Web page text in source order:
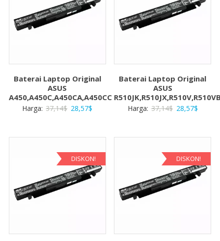
Baterai Laptop Original
ASUS
A450,A450C,A450CA,A450CC
Harga: 37,14$ Harga
28,57$
28,57$.
Baterai Laptop Original
ASUS
Harga: 37,14$ Harga
28,57$Harga
28,57$.
DISKON! DISKON!